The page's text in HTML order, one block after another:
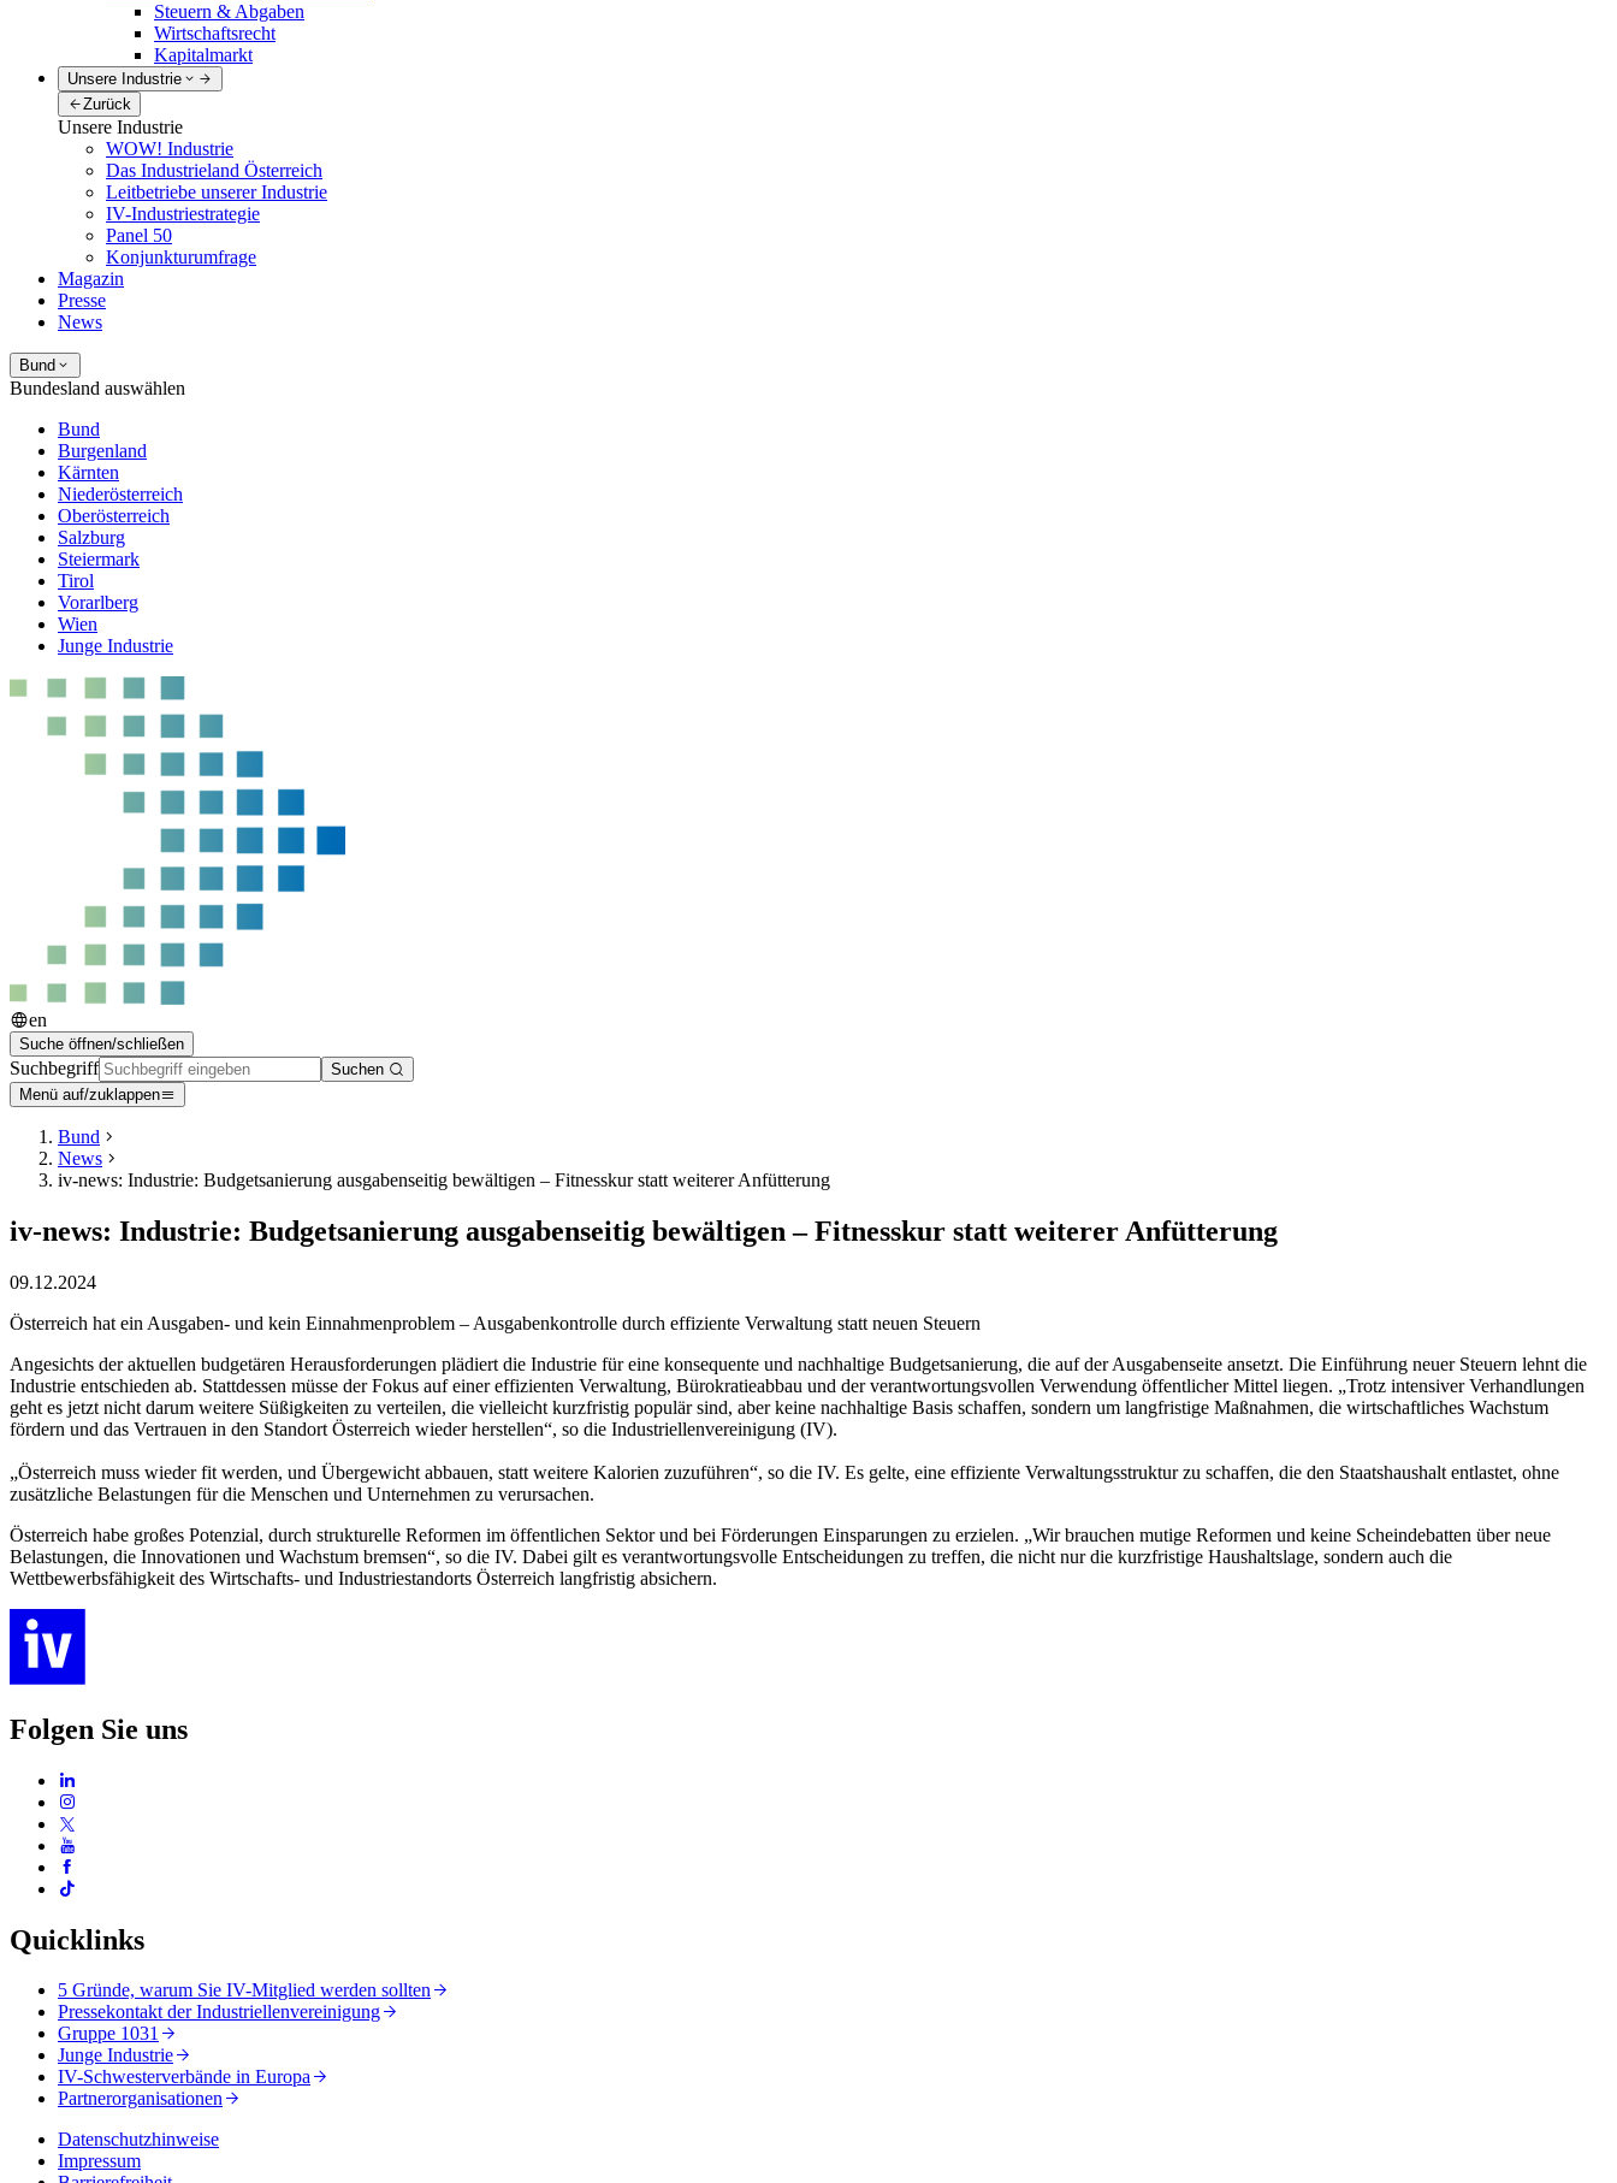
Steuern & Abgaben
Wirtschaftsrecht
Kapitalmarkt
Unsere Industrie
Zurück
Unsere Industrie
WOW! Industrie
Das Industrieland Österreich
Leitbetriebe unserer Industrie
IV-Industriestrategie
Panel 50
Konjunkturumfrage
Magazin
Presse
News
Bund
Bundesland auswählen
Bund
Burgenland
Kärnten
Niederösterreich
Oberösterreich
Salzburg
Steiermark
Tirol
Vorarlberg
Wien
Junge Industrie
en
Suche öffnen/schließen
Suchbegriff
Suchen
Menü auf/zuklappen
Bund
News
iv-news: Industrie: Budgetsanierung ausgabenseitig bewältigen – Fitnesskur statt weiterer Anfütterung
iv-news: Industrie: Budgetsanierung ausgabenseitig bewältigen – Fitnesskur statt weiterer Anfütterung
09.12.2024
Österreich hat ein Ausgaben- und kein Einnahmenproblem – Ausgabenkontrolle durch effiziente Verwaltung statt neuen Steuern
Angesichts der aktuellen budgetären Herausforderungen plädiert die Industrie für eine konsequente und nachhaltige Budgetsanierung, die auf der Ausgabenseite ansetzt. Die Einführung neuer Steuern lehnt die
Industrie entschieden ab. Stattdessen müsse der Fokus auf einer effizienten Verwaltung, Bürokratieabbau und der verantwortungsvollen Verwendung öffentlicher Mittel liegen. „Trotz intensiver Verhandlungen
geht es jetzt nicht darum weitere Süßigkeiten zu verteilen, die vielleicht kurzfristig populär sind, aber keine nachhaltige Basis schaffen, sondern um langfristige Maßnahmen, die wirtschaftliches Wachstum
fördern und das Vertrauen in den Standort Österreich wieder herstellen“, so die Industriellenvereinigung (IV).
„Österreich muss wieder fit werden, und Übergewicht abbauen, statt weitere Kalorien zuzuführen“, so die IV. Es gelte, eine effiziente Verwaltungsstruktur zu schaffen, die den Staatshaushalt entlastet, ohne
zusätzliche Belastungen für die Menschen und Unternehmen zu verursachen.
Österreich habe großes Potenzial, durch strukturelle Reformen im öffentlichen Sektor und bei Förderungen Einsparungen zu erzielen. „Wir brauchen mutige Reformen und keine Scheindebatten über neue
Belastungen, die Innovationen und Wachstum bremsen“, so die IV. Dabei gilt es verantwortungsvolle Entscheidungen zu treffen, die nicht nur die kurzfristige Haushaltslage, sondern auch die
Wettbewerbsfähigkeit des Wirtschafts- und Industriestandorts Österreich langfristig absichern.
Folgen Sie uns
Quicklinks
5 Gründe, warum Sie IV-Mitglied werden sollten
Pressekontakt der Industriellenvereinigung
Gruppe 1031
Junge Industrie
IV-Schwesterverbände in Europa
Partnerorganisationen
Datenschutzhinweise
Impressum